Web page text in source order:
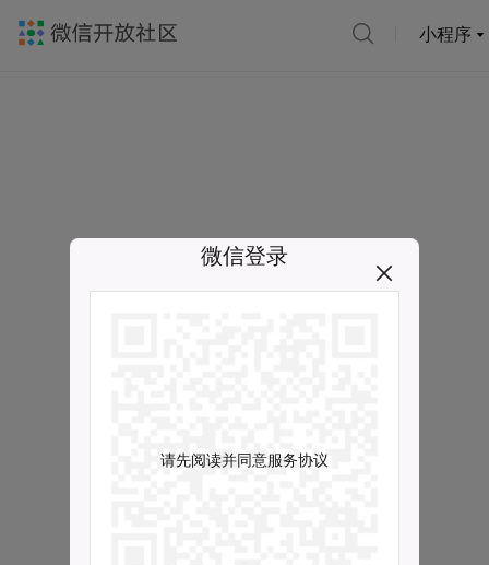
小程序
微信登录
请先阅读并同意服务协议